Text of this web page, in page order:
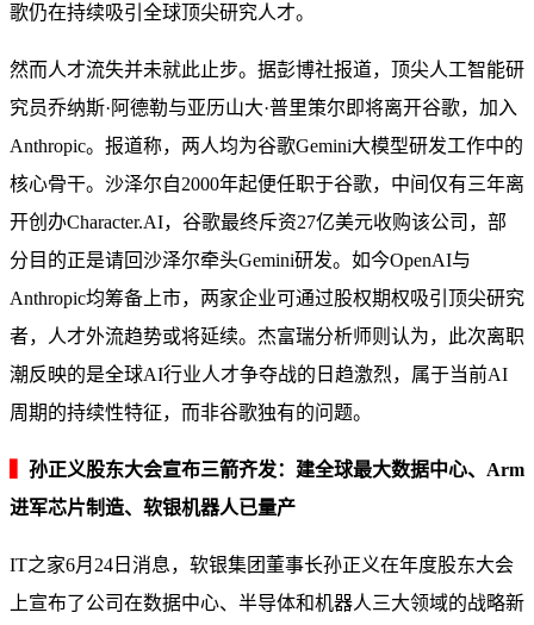
歌仍在持续吸引全球顶尖研究人才。
然而人才流失并未就此止步。据彭博社报道，顶尖人工智能研
究员乔纳斯·阿德勒与亚历山大·普里策尔即将离开谷歌，加入
Anthropic。报道称，两人均为谷歌Gemini大模型研发工作中的
核心骨干。沙泽尔自2000年起便任职于谷歌，中间仅有三年离
开创办Character.AI，谷歌最终斥资27亿美元收购该公司，部
分目的正是请回沙泽尔牵头Gemini研发。如今OpenAI与
Anthropic均筹备上市，两家企业可通过股权期权吸引顶尖研究
者，人才外流趋势或将延续。杰富瑞分析师则认为，此次离职
潮反映的是全球AI行业人才争夺战的日趋激烈，属于当前AI
周期的持续性特征，而非谷歌独有的问题。
孙正义股东大会宣布三箭齐发：建全球最大数据中心、Arm
进军芯片制造、软银机器人已量产
IT之家6月24日消息，软银集团董事长孙正义在年度股东大会
上宣布了公司在数据中心、半导体和机器人三大领域的战略新